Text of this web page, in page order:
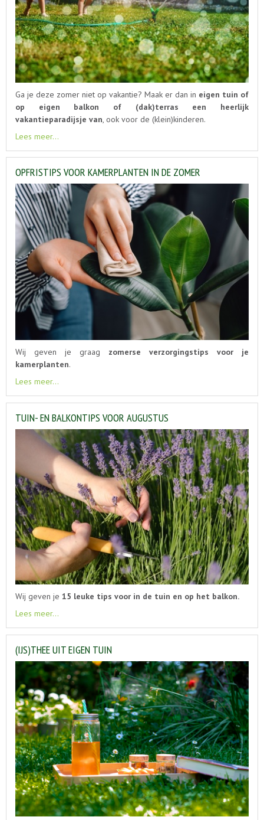
Ga je deze zomer niet op vakantie? Maak er dan in eigen tuin of
op eigen balkon of (dak)terras een heerlijk
vakantieparadijsje van, ook voor de (klein)kinderen.
Lees meer...
OPFRISTIPS VOOR KAMERPLANTEN IN DE ZOMER
Wij geven je graag zomerse verzorgingstips voor je
kamerplanten.
Lees meer...
TUIN- EN BALKONTIPS VOOR AUGUSTUS
Wij geven je 15 leuke tips voor in de tuin en op het balkon.
Lees meer...
(IJS)THEE UIT EIGEN TUIN